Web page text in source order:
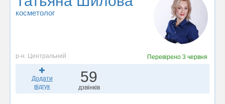
косметолог
р-н. Центральний Перевірено 3 червня
Додати
відгук
59
дзвінків